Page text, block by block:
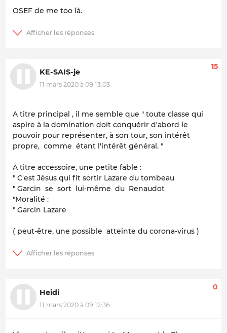
OSEF de me too là.
KE-SAIS-je
11 mars 2020 à 09:13:03
15
A titre principal , il me semble que " toute classe qui
aspire à la domination doit conquérir d'abord le
pouvoir pour représenter, à son tour, son intérêt
propre, comme étant l'intérêt général. "
A titre accessoire, une petite fable :
" C'est Jésus qui fit sortir Lazare du tombeau
" Garcin se sort lui-même du Renaudot
"Moralité :
" Garcin Lazare
( peut-être, une possible atteinte du corona-virus )
Heidi
11 mars 2020 à 09:12:36
0